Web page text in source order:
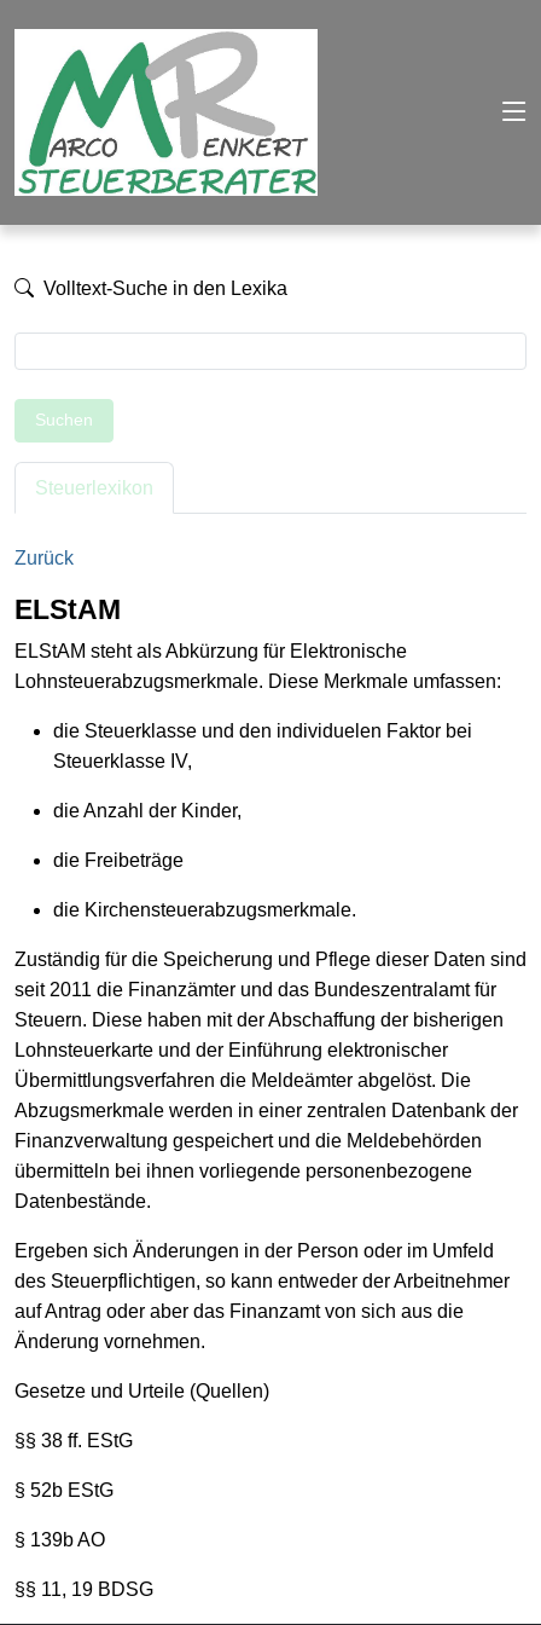
Volltext-Suche in den Lexika
Suchen
Steuerlexikon
Zurück
ELStAM
ELStAM steht als Abkürzung für Elektronische
Lohnsteuerabzugsmerkmale. Diese Merkmale umfassen:
die Steuerklasse und den individuelen Faktor bei
Steuerklasse IV,
die Anzahl der Kinder,
die Freibeträge
die Kirchensteuerabzugsmerkmale.
Zuständig für die Speicherung und Pflege dieser Daten sind
seit 2011 die Finanzämter und das Bundeszentralamt für
Steuern. Diese haben mit der Abschaffung der bisherigen
Lohnsteuerkarte und der Einführung elektronischer
Übermittlungsverfahren die Meldeämter abgelöst. Die
Abzugsmerkmale werden in einer zentralen Datenbank der
Finanzverwaltung gespeichert und die Meldebehörden
übermitteln bei ihnen vorliegende personenbezogene
Datenbestände.
Ergeben sich Änderungen in der Person oder im Umfeld
des Steuerpflichtigen, so kann entweder der Arbeitnehmer
auf Antrag oder aber das Finanzamt von sich aus die
Änderung vornehmen.
Gesetze und Urteile (Quellen)
§§ 38 ff. EStG
§ 52b EStG
§ 139b AO
§§ 11, 19 BDSG